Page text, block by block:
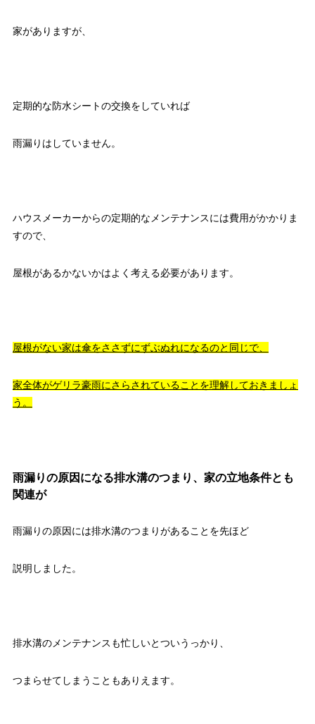
家がありますが、
定期的な防水シートの交換をしていれば
雨漏りはしていません。
ハウスメーカーからの定期的なメンテナンスには費用がかかりま
すので、
屋根があるかないかはよく考える必要があります。
屋根がない家は傘をささずにずぶぬれになるのと 同じで、
家全体がゲリラ豪雨にさらされていることを理解しておきましょ
う。
雨漏りの原因になる排水溝のつまり、家の立地条件とも
関連が
雨漏りの原因には排水溝のつまりがあることを先ほど
説明しました。
排水溝のメンテナンスも忙しいとついうっかり、
つまらせてしまうこともありえます。